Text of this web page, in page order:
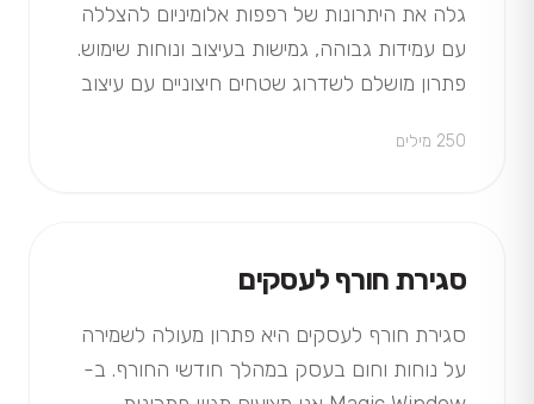
גלה את היתרונות של רפפות אלומיניום להצללה
עם עמידות גבוהה, גמישות בעיצוב ונוחות שימוש.
פתרון מושלם לשדרוג שטחים חיצוניים עם עיצוב
250 מילים
סגירת חורף לעסקים
סגירת חורף לעסקים היא פתרון מעולה לשמירה
על נוחות וחום בעסק במהלך חודשי החורף. ב-